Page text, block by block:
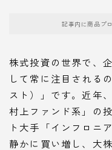
記事内に商品プ
株式投資の世界で、
して常に注目される
スト）」です。近年
村上ファンド系」の
ト大手「インフロニ
静かに買い増し、大